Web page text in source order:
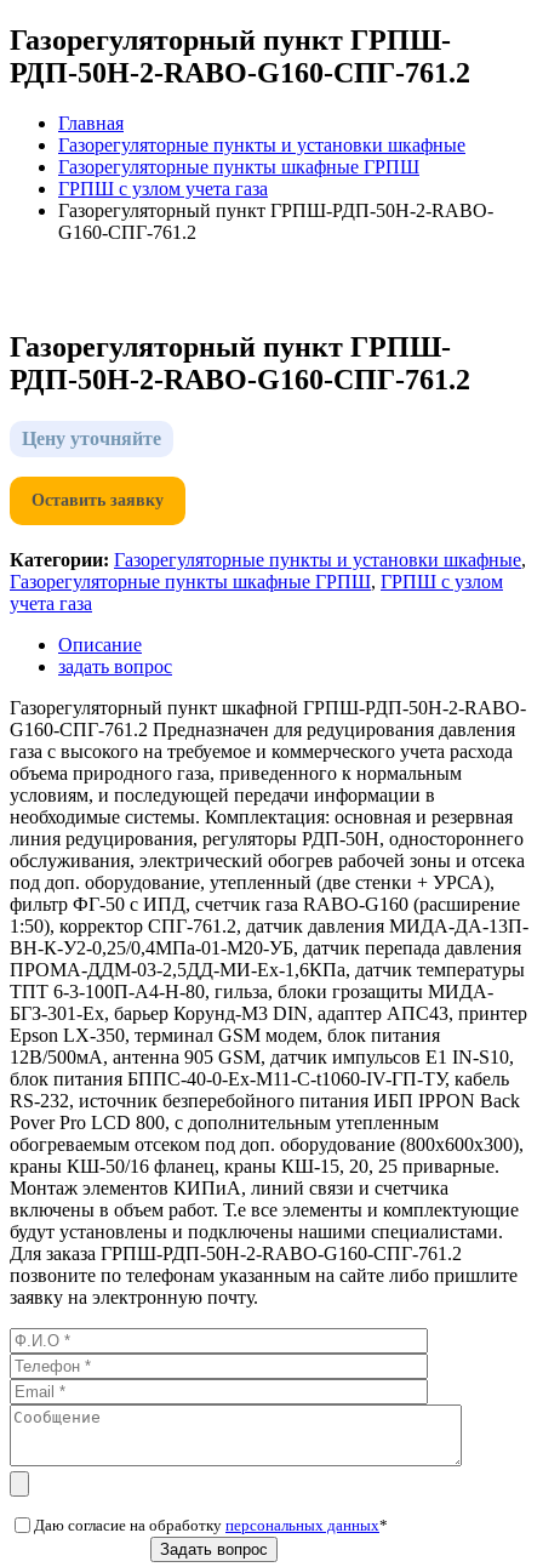
Газорегуляторный пункт ГРПШ-
РДП-50Н-2-RABO-G160-СПГ-761.2
Главная
Газорегуляторные пункты и установки шкафные
Газорегуляторные пункты шкафные ГРПШ
ГРПШ с узлом учета газа
Газорегуляторный пункт ГРПШ-РДП-50Н-2-RABO-
G160-СПГ-761.2
Газорегуляторный пункт ГРПШ-
РДП-50Н-2-RABO-G160-СПГ-761.2
Цену уточняйте
Оставить заявку
Категории: Газорегуляторные пункты и установки шкафные,
Газорегуляторные пункты шкафные ГРПШ, ГРПШ с узлом
учета газа
Описание
задать вопрос
Газорегуляторный пункт шкафной ГРПШ-РДП-50Н-2-RABO-
G160-СПГ-761.2 Предназначен для редуцирования давления
газа с высокого на требуемое и коммерческого учета расхода
объема природного газа, приведенного к нормальным
условиям, и последующей передачи информации в
необходимые системы. Комплектация: основная и резервная
линия редуцирования, регуляторы РДП-50Н, одностороннего
обслуживания, электрический обогрев рабочей зоны и отсека
под доп. оборудование, утепленный (две стенки + УРСА),
фильтр ФГ-50 с ИПД, счетчик газа RABO-G160 (расширение
1:50), корректор СПГ-761.2, датчик давления МИДА-ДА-13П-
ВН-К-У2-0,25/0,4МПа-01-М20-УБ, датчик перепада давления
ПРОМА-ДДМ-03-2,5ДД-МИ-Ех-1,6КПа, датчик температуры
ТПТ 6-3-100П-А4-Н-80, гильза, блоки грозащиты МИДА-
БГЗ-301-Ех, барьер Корунд-М3 DIN, адаптер АПС43, принтер
Epson LX-350, терминал GSM модем, блок питания
12В/500мА, антенна 905 GSM, датчик импульсов Е1 IN-S10,
блок питания БППС-40-0-Ех-М11-С-t1060-IV-ГП-ТУ, кабель
RS-232, источник безперебойного питания ИБП IPPON Back
Pover Pro LCD 800, с дополнительным утепленным
обогреваемым отсеком под доп. оборудование (800х600х300),
краны КШ-50/16 фланец, краны КШ-15, 20, 25 приварные.
Монтаж элементов КИПиА, линий связи и счетчика
включены в объем работ. Т.е все элементы и комплектующие
будут установлены и подключены нашими специалистами.
Для заказа ГРПШ-РДП-50Н-2-RABO-G160-СПГ-761.2
позвоните по телефонам указанным на сайте либо пришлите
заявку на электронную почту.
Даю согласие на обработку персональных данных*